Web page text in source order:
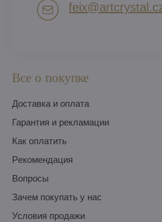
Все о покупке
Доставка и оплата
Гарантия и рекламации
Как оплатить
Pекомендация
Вопросы
Зачем покупать у нас
Условия продажи